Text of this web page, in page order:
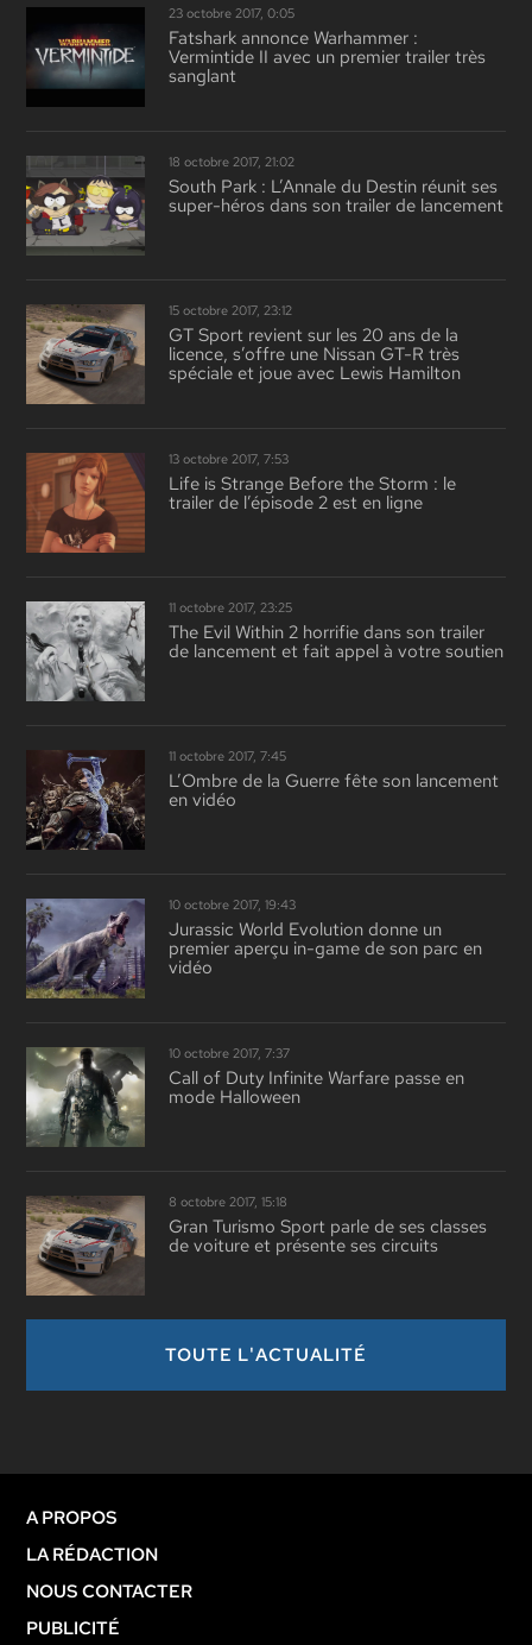
23 octobre 2017, 0:05
Fatshark annonce Warhammer :
Vermintide II avec un premier trailer très
sanglant
18 octobre 2017, 21:02
South Park : L’Annale du Destin réunit ses
super-héros dans son trailer de lancement
15 octobre 2017, 23:12
GT Sport revient sur les 20 ans de la
licence, s’offre une Nissan GT-R très
spéciale et joue avec Lewis Hamilton
13 octobre 2017, 7:53
Life is Strange Before the Storm : le
trailer de l’épisode 2 est en ligne
11 octobre 2017, 23:25
The Evil Within 2 horrifie dans son trailer
de lancement et fait appel à votre soutien
11 octobre 2017, 7:45
L’Ombre de la Guerre fête son lancement
en vidéo
10 octobre 2017, 19:43
Jurassic World Evolution donne un
premier aperçu in-game de son parc en
vidéo
10 octobre 2017, 7:37
Call of Duty Infinite Warfare passe en
mode Halloween
8 octobre 2017, 15:18
Gran Turismo Sport parle de ses classes
de voiture et présente ses circuits
TOUTE L'ACTUALITÉ
A PROPOS
LA RÉDACTION
NOUS CONTACTER
PUBLICITÉ